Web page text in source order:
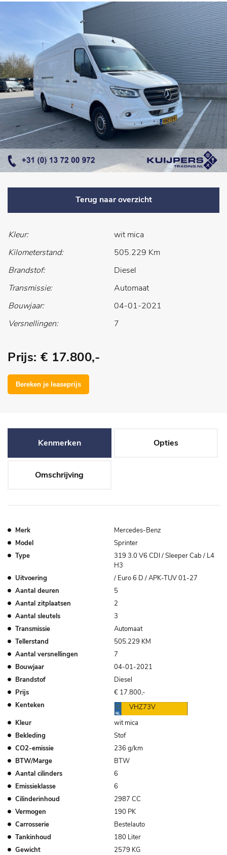
Terug naar overzicht
Kleur:
wit mica
Kilometerstand:
505.229 Km
Brandstof:
Diesel
Transmissie:
Automaat
Bouwjaar:
04-01-2021
Versnellingen:
7
Prijs: € 17.800,-
Kenmerken Opties
Omschrijving
Merk
Mercedes-Benz
Model
Sprinter
Type
319 3.0 V6 CDI / Sleeper Cab / L4
H3
Uitvoering
/ Euro 6 D / APK-TUV 01-27
Aantal deuren
5
Aantal zitplaatsen
2
Aantal sleutels
3
Transmissie
Automaat
Tellerstand
505.229 KM
Aantal versnellingen
7
Bouwjaar
04-01-2021
Brandstof
Diesel
Prijs
€ 17.800,-
Kenteken
VHZ73V
Kleur
wit mica
Bekleding
Stof
CO2-emissie
236 g/km
BTW/Marge
BTW
Aantal cilinders
6
Emissieklasse
6
Cilinderinhoud
2987 CC
Vermogen
190 PK
Carrosserie
Bestelauto
Tankinhoud
180 Liter
Gewicht
2579 KG